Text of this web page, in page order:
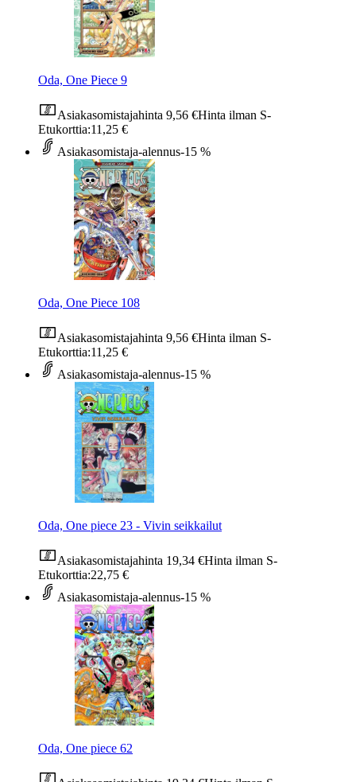
Oda, One Piece 9
Asiakasomistajahinta 9,56 €Hinta ilman S-
Etukorttia:11,25 €
Asiakasomistaja-alennus-15 %
Oda, One Piece 108
Asiakasomistajahinta 9,56 €Hinta ilman S-
Etukorttia:11,25 €
Asiakasomistaja-alennus-15 %
Oda, One piece 23 - Vivin seikkailut
Asiakasomistajahinta 19,34 €Hinta ilman S-
Etukorttia:22,75 €
Asiakasomistaja-alennus-15 %
Oda, One piece 62